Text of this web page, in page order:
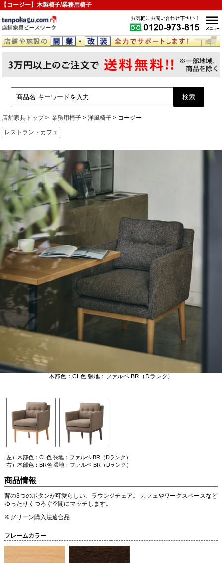
【コージー】木製椅子/業務用椅子
店舗家具トップ 業務用椅子 洋風椅子 コージー
レストラン・カフェ
木部色：CL色 張地：ファルベ BR（Dランク）
左）木部色：CL色 張地：ファルベ BR（Dランク）
右）木部色：BR色 張地：ファルベ BR（Dランク）
商品情報
背の3つのボタンが可愛らしい、ラウンジチェア。 カフェやワークスペースなど
ゆったりくつろぐ空間にマッチします。
※グリーン購入法適合品
フレームカラー